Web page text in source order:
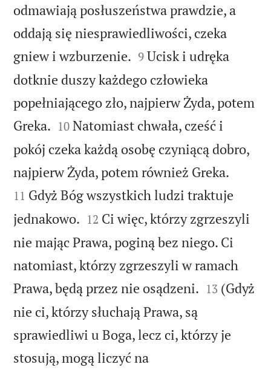
odmawiają posłuszeństwa prawdzie, a
oddają się niesprawiedliwości, czeka
gniew i wzburzenie. 

9 Ucisk i udręka
dotknie duszy każdego człowieka
popełniającego zło, najpierw Żyda, potem
Greka. 

10 Natomiast chwała, cześć i
pokój czeka każdą osobę czyniącą dobro,
najpierw Żyda, potem również Greka.
11 Gdyż Bóg wszystkich ludzi traktuje
jednakowo. 

12 Ci więc, którzy zgrzeszyli
nie mając Prawa, poginą bez niego. Ci
natomiast, którzy zgrzeszyli w ramach
Prawa, będą przez nie osądzeni. 

13 (Gdyż
nie ci, którzy słuchają Prawa, są
sprawiedliwi u Boga, lecz ci, którzy je
stosują, mogą liczyć na